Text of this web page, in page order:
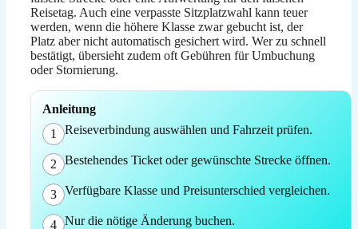
Reisetag. Auch eine verpasste Sitzplatzwahl kann teuer
werden, wenn die höhere Klasse zwar gebucht ist, der
Platz aber nicht automatisch gesichert wird. Wer zu schnell
bestätigt, übersieht zudem oft Gebühren für Umbuchung
oder Stornierung.
Anleitung
1
Reiseverbindung auswählen und Fahrzeit prüfen.
2 Bestehendes Ticket oder gewünschte Strecke öffnen.
3 Verfügbare Klasse und Preisunterschied vergleichen.
4 Nur die nötige Änderung buchen.